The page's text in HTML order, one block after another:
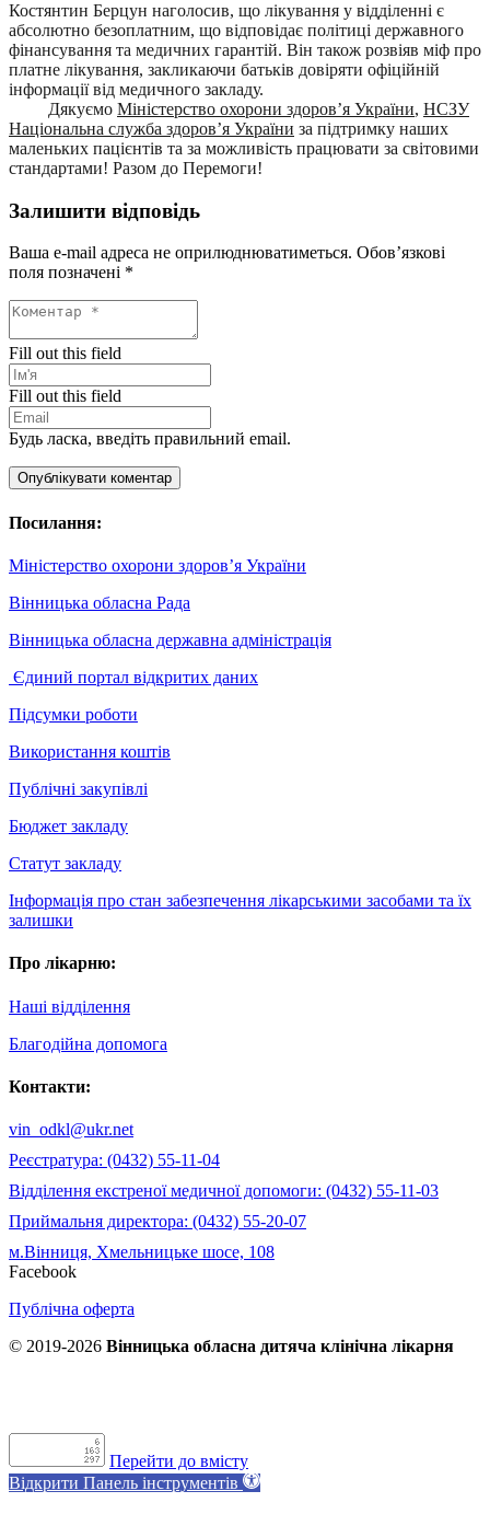
Костянтин Берцун наголосив, що лікування у відділенні є
абсолютно безоплатним, що відповідає політиці державного
фінансування та медичних гарантій. Він також розвіяв міф про
платне лікування, закликаючи батьків довіряти офіційній
інформації від медичного закладу.
Дякуємо Міністерство охорони здоров’я України, НСЗУ
Національна служба здоров’я України за підтримку наших
маленьких пацієнтів та за можливість працювати за світовими
стандартами! Разом до Перемоги!
Залишити відповідь
Ваша e-mail адреса не оприлюднюватиметься. Обов’язкові
поля позначені *
Fill out this field
Fill out this field
Будь ласка, введіть правильний email.
Опублікувати коментар
Посилання:
Міністерство охорони здоров’я України
Вінницька обласна Рада
Вінницька обласна державна адміністрація
Єдиний портал відкритих даних
Підсумки роботи
Використання коштів
Публічні закупівлі
Бюджет закладу
Статут закладу
Інформація про стан забезпечення лікарськими засобами та їх
залишки
Про лікарню:
Наші відділення
Благодійна допомога
Контакти:
vin_odkl@ukr.net
Реєстратура: (0432) 55-11-04
Відділення екстреної медичної допомоги: (0432) 55-11-03
Приймальня директора: (0432) 55-20-07
м.Вінниця, Хмельницьке шосе, 108
Facebook
Публічна оферта
© 2019-2026 Вінницька обласна дитяча клінічна лікарня
Перейти до вмісту
Відкрити Панель інструментів